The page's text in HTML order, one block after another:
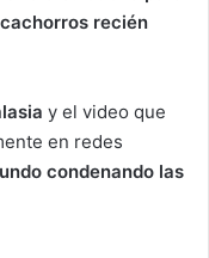
recién
y el video que
en redes
condenando las